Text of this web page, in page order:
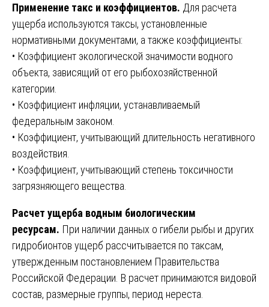
Применение такс и коэффициентов. Для расчета
ущерба используются таксы, установленные
нормативными документами, а также коэффициенты:
• Коэффициент экологической значимости водного
объекта, зависящий от его рыбохозяйственной
категории.
• Коэффициент инфляции, устанавливаемый
федеральным законом.
• Коэффициент, учитывающий длительность негативного
воздействия.
• Коэффициент, учитывающий степень токсичности
загрязняющего вещества.
Расчет ущерба водным биологическим
ресурсам. При наличии данных о гибели рыбы и других
гидробионтов ущерб рассчитывается по таксам,
утвержденным постановлением Правительства
Российской Федерации. В расчет принимаются видовой
состав, размерные группы, период нереста.